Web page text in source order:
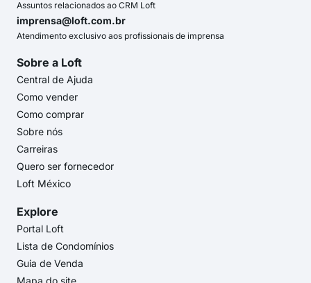
Assuntos relacionados ao CRM Loft
imprensa@loft.com.br
Atendimento exclusivo aos profissionais de imprensa
Sobre a Loft
Central de Ajuda
Como vender
Como comprar
Sobre nós
Carreiras
Quero ser fornecedor
Loft México
Explore
Portal Loft
Lista de Condomínios
Guia de Venda
Mapa do site